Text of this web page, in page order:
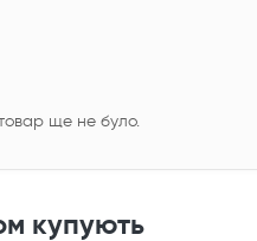
ще не було.
купують